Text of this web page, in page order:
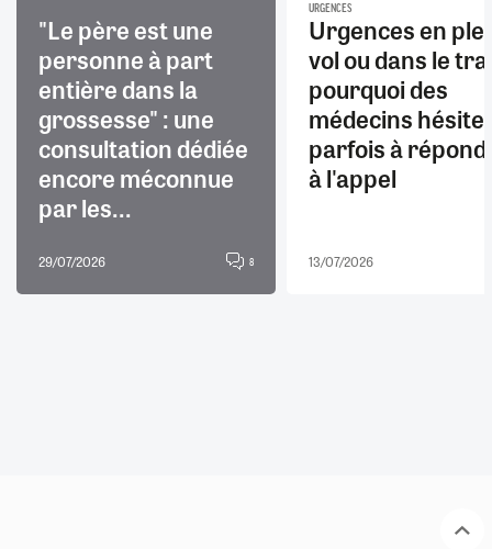
"Le père est une
personne à part
entière dans la
grossesse" : une
consultation dédiée
encore méconnue
par les...
29/07/2026 8
URGENCES
Urgences en
vol ou dans le
pourquoi des
médecins
parfois à
à l'appel
13/07/2026